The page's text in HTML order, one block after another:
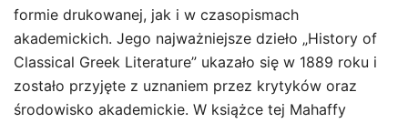
formie drukowanej, jak i w czasopismach
akademickich. Jego najważniejsze dzieło „History of
Classical Greek Literature” ukazało się w 1889 roku i
zostało przyjęte z uznaniem przez krytyków oraz
środowisko akademickie. W książce tej Mahaffy